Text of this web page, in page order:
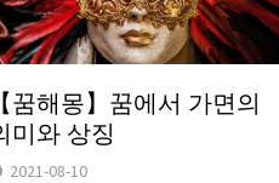
【꿈해몽】꿈에서 가면의
미와 상징
2021-08-10